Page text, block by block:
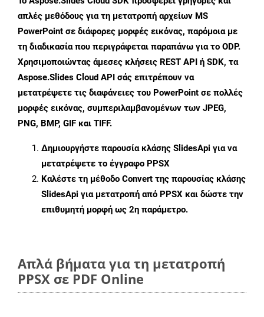
απλές μεθόδους για τη μετατροπή αρχείων MS
PowerPoint σε διάφορες μορφές εικόνας, παρόμοια με
τη διαδικασία που περιγράφεται παραπάνω για το ODP.
Χρησιμοποιώντας άμεσες κλήσεις REST API ή SDK, τα
Aspose.Slides Cloud API σάς επιτρέπουν να
μετατρέψετε τις διαφάνειες του PowerPoint σε πολλές
μορφές εικόνας, συμπεριλαμβανομένων των JPEG,
PNG, BMP, GIF και TIFF.
Δημιουργήστε παρουσία κλάσης SlidesApi για να
μετατρέψετε το έγγραφο PPSX
Καλέστε τη μέθοδο Convert της παρουσίας κλάσης
SlidesApi για μετατροπή από PPSX και δώστε την
επιθυμητή μορφή ως 2η παράμετρο.
Απλά βήματα για τη μετατροπή
PPSX σε PDF Online